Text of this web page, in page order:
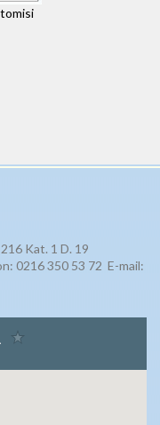
Kat. 1 D. 19
0216 350 53 72 E-mail: